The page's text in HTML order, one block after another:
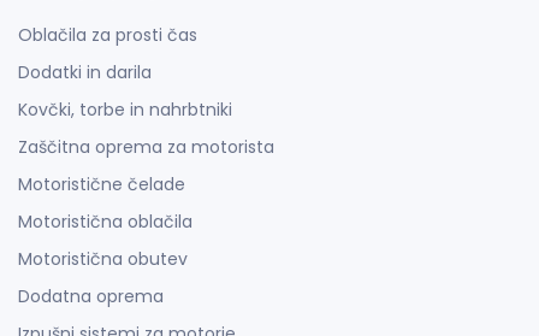
Oblačila za prosti čas
Dodatki in darila
Kovčki, torbe in nahrbtniki
Zaščitna oprema za motorista
Motoristične čelade
Motoristična oblačila
Motoristična obutev
Dodatna oprema